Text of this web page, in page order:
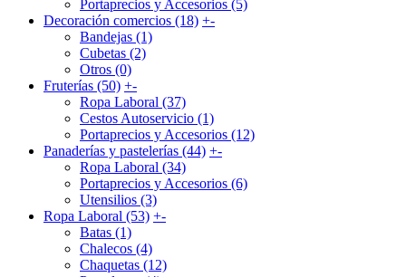
Portaprecios y Accesorios (5)
Decoración comercios (18) +-
Bandejas (1)
Cubetas (2)
Otros (0)
Fruterías (50) +-
Ropa Laboral (37)
Cestos Autoservicio (1)
Portaprecios y Accesorios (12)
Panaderías y pastelerías (44) +-
Ropa Laboral (34)
Portaprecios y Accesorios (6)
Utensilios (3)
Ropa Laboral (53) +-
Batas (1)
Chalecos (4)
Chaquetas (12)